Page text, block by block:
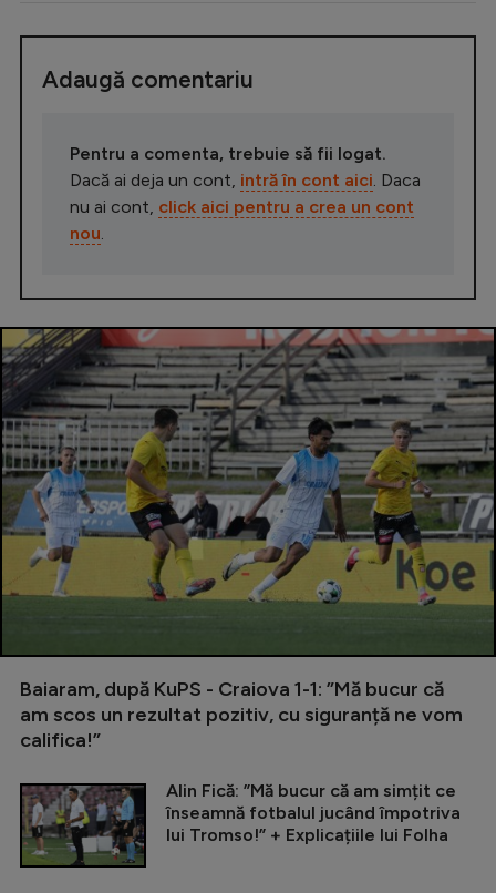
Adaugă comentariu
Pentru a comenta, trebuie să fii logat.
Dacă ai deja un cont, intră în cont aici . Daca
nu ai cont, click aici pentru a crea un cont
nou
Baiaram, după KuPS - Craiova 1-1: ”Mă bucur că
am scos un rezultat pozitiv, cu siguranță ne vom
califica!”
Alin Fică: ”Mă bucur că am simțit ce
înseamnă fotbalul jucând împotriva
lui Tromso!” + Explicațiile lui Folha